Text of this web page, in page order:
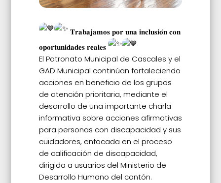
𝐓𝐫𝐚𝐛𝐚𝐣𝐚𝐦𝐨𝐬 𝐩𝐨𝐫 𝐮𝐧𝐚 𝐢𝐧𝐜𝐥𝐮𝐬𝐢𝐨́𝐧 𝐜𝐨𝐧
𝐨𝐩𝐨𝐫𝐭𝐮𝐧𝐢𝐝𝐚𝐝𝐞𝐬 𝐫𝐞𝐚𝐥𝐞𝐬
El Patronato Municipal de Cascales y el
GAD Municipal continúan fortaleciendo
acciones en beneficio de los grupos
de atención prioritaria, mediante el
desarrollo de una importante charla
informativa sobre acciones afirmativas
para personas con discapacidad y sus
cuidadores, enfocada en el proceso
de calificación de discapacidad,
dirigida a usuarios del Ministerio de
Desarrollo Humano del cantón.